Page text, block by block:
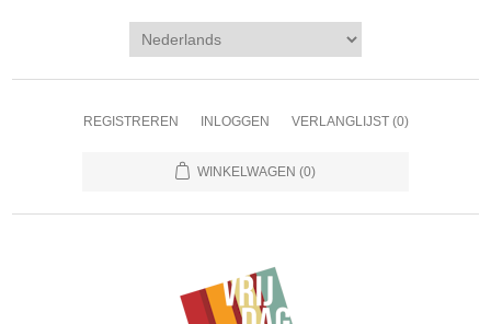
REGISTREREN INLOGGEN VERLANGLIJST (0)
WINKELWAGEN (0)